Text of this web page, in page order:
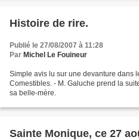
Histoire de rire.
Publié le 27/08/2007 à 11:28
Par Michel Le Fouineur
Simple avis lu sur une devanture dans
Comestibles. - M. Galuche prend la
sa belle-mère.
Sainte Monique, ce 27